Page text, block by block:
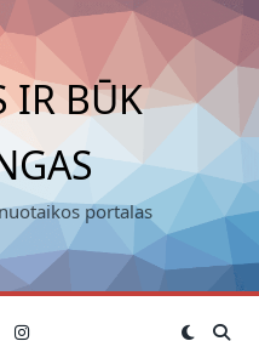
IR BŪK
portalas